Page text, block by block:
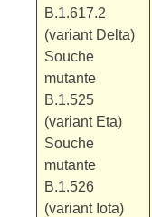
B.1.617.2
(variant Delta)
Souche
mutante
B.1.525
(variant Eta)
Souche
mutante
B.1.526
(variant Iota)